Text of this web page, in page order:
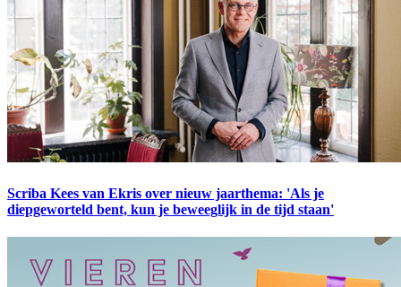
Scriba Kees van Ekris over nieuw jaarthema: 'Als je
diepgeworteld bent, kun je beweeglijk in de tijd staan'